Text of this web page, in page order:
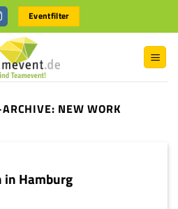
Eventfilter
NEW WORK
in Hamburg